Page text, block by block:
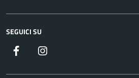
SEGUICI SU
Facebook